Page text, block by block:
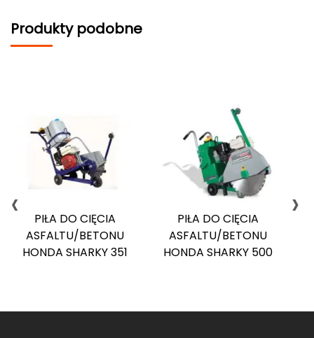
Produkty podobne
PIŁA DO CIĘCIA
ASFALTU/BETONU
HONDA SHARKY 351
PIŁA DO CIĘCIA
ASFALTU/BETONU
HONDA SHARKY 500
‹ ›